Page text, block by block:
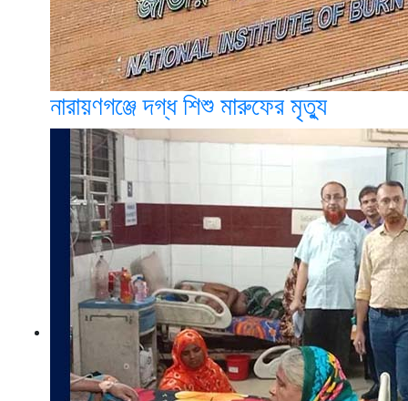
নারায়ণগঞ্জে দগ্ধ শিশু মারুফের মৃত্যু